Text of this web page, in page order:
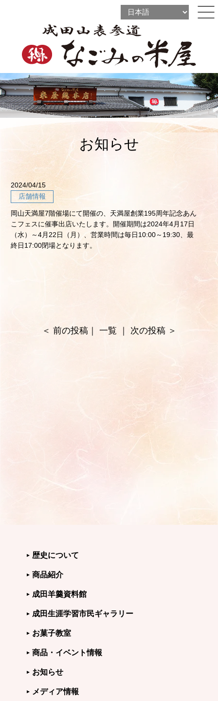
ine
お知らせ
2024/04/15
店舗情報
岡山天満屋7階催場にて開催の、天満屋創業195周年記念あん
こフェスに催事出店いたします。開催期間は2024年4月17日
（水）～4月22日（月）、営業時間は毎日10:00～19:30、最
終日17:00閉場となります。
＜ 前の投稿｜ 一覧 次の投稿＞
歴史について
商品紹介
成田羊羹資料館
成田生涯学習市民ギャラリー
お菓子教室
商品・イベント情報
お知らせ
メディア情報